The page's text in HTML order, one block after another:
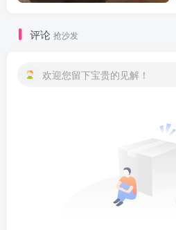
评论 抢沙发
欢迎您留下宝贵的见解！